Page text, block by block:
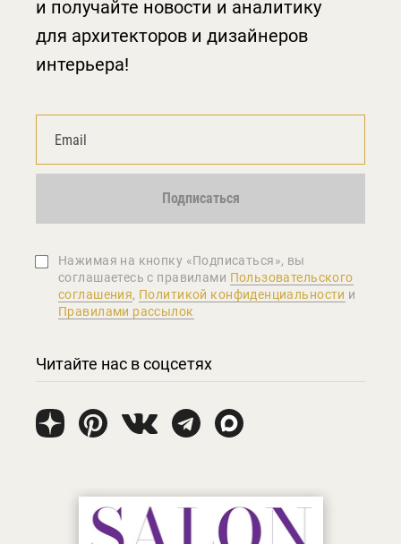
и получайте новости и аналитику
для архитекторов и дизайнеров
интерьера!
Подписаться
Нажимая на кнопку «Подписаться», вы
соглашаетеcь с правилами Пользовательского
соглашения, Политикой конфиденциальности и
Правилами рассылок
Читайте нас в соцсетях